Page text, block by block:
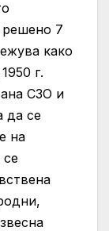
решено 7
како
г.
СЗО и
да се
на
се